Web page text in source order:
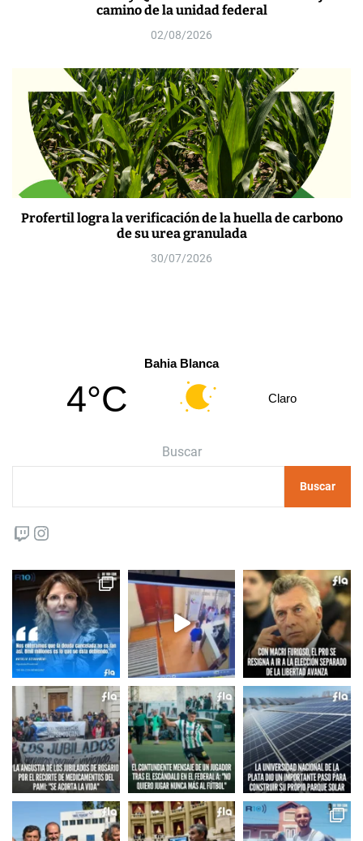
camino de la unidad federal
02/08/2026
Profertil logra la verificación de la huella de carbono
de su urea granulada
30/07/2026
Bahia Blanca
4°C Claro
Buscar
Buscar
Twitch